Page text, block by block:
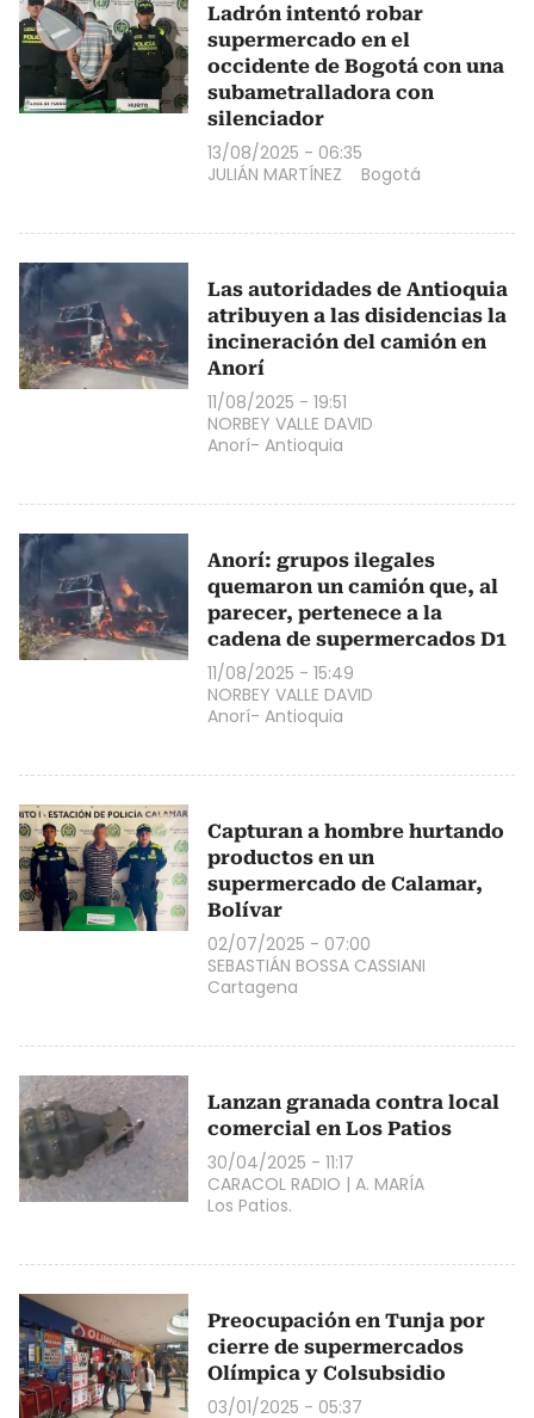
Ladrón intentó robar
supermercado en el
occidente de Bogotá con una
subametralladora con
silenciador
13/08/2025 - 06:35
JULIÁN MARTÍNEZ
Bogotá
Las autoridades de Antioquia
atribuyen a las disidencias la
incineración del camión en
Anorí
11/08/2025 - 19:51
NORBEY VALLE DAVID
Anorí- Antioquia
Anorí: grupos ilegales
quemaron un camión que, al
parecer, pertenece a la
cadena de supermercados D1
11/08/2025 - 15:49
NORBEY VALLE DAVID
Anorí- Antioquia
Capturan a hombre hurtando
productos en un
supermercado de Calamar,
Bolívar
02/07/2025 - 07:00
SEBASTIÁN BOSSA CASSIANI
Cartagena
Lanzan granada contra local
comercial en Los Patios
30/04/2025 - 11:17
CARACOL RADIO | A. MARÍA
Los Patios.
Preocupación en Tunja por
cierre de supermercados
Olímpica y Colsubsidio
03/01/2025 - 05:37